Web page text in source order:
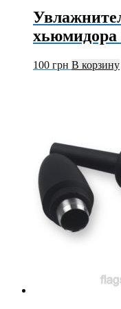
хьюмидора
100 грн В корзину